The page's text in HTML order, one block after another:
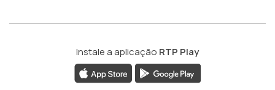
Instale a aplicação RTP Play